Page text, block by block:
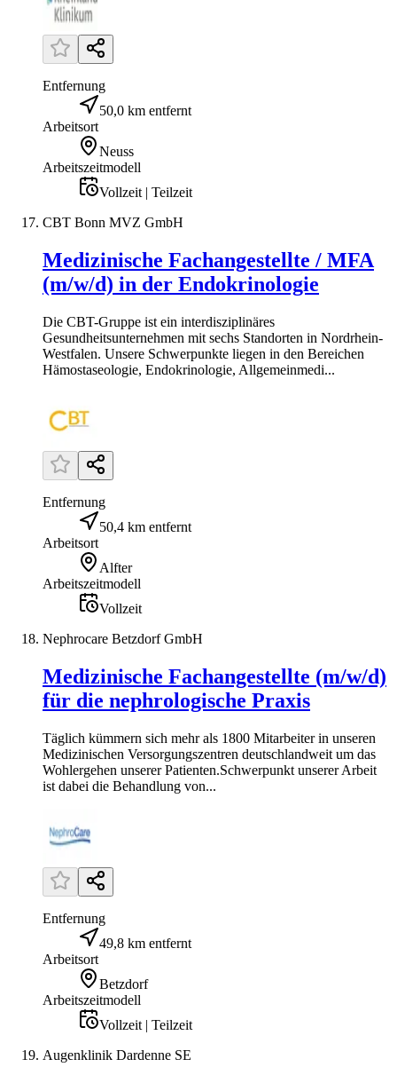
Entfernung
50,0 km entfernt
Arbeitsort
Neuss
Arbeitszeitmodell
Vollzeit | Teilzeit
CBT Bonn MVZ GmbH
Medizinische Fachangestellte / MFA
(m/w/d) in der Endokrinologie
Die CBT-Gruppe ist ein interdisziplinäres
Gesundheitsunternehmen mit sechs Standorten in Nordrhein-
Westfalen. Unsere Schwerpunkte liegen in den Bereichen
Hämostaseologie, Endokrinologie, Allgemeinmedi...
Entfernung
50,4 km entfernt
Arbeitsort
Alfter
Arbeitszeitmodell
Vollzeit
Nephrocare Betzdorf GmbH
Medizinische Fachangestellte (m/w/d)
für die nephrologische Praxis
Täglich kümmern sich mehr als 1800 Mitarbeiter in unseren
Medizinischen Versorgungszentren deutschlandweit um das
Wohlergehen unserer Patienten.Schwerpunkt unserer Arbeit
ist dabei die Behandlung von...
Entfernung
49,8 km entfernt
Arbeitsort
Betzdorf
Arbeitszeitmodell
Vollzeit | Teilzeit
Augenklinik Dardenne SE